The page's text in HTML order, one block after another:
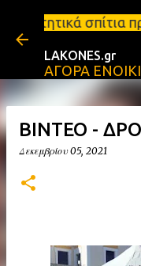
Μετάβαση
προς ενοικίαση
LAKONES.gr
ΑΓΟΡΑ
ΒΙΝΤΕΟ -
Δεκεμβρίου 05, 2021